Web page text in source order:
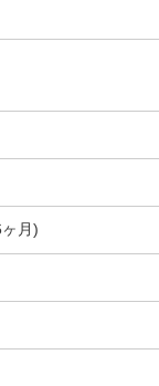
月)